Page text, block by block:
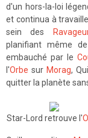
d'un hors-la-loi
et continua à
sein des
planifiant même
embauché par le
l'Orbe sur Morag,
quitter la planète
Star-Lord retrouve l'